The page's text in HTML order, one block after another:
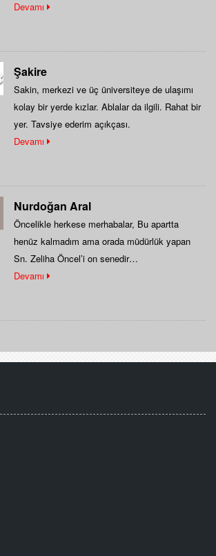
Devamı
Şakire
Sakin, merkezi ve üç üniversiteye de ulaşımı
kolay bir yerde kızlar. Ablalar da ilgili. Rahat bir
yer. Tavsiye ederim açıkçası.
Devamı
Nurdoğan Aral
Öncelikle herkese merhabalar, Bu apartta
henüz kalmadım ama orada müdürlük yapan
Sn. Zeliha Öncel’i on senedir
tanıyorum.Eskişehire sınava hazırlanmak için…
Devamı